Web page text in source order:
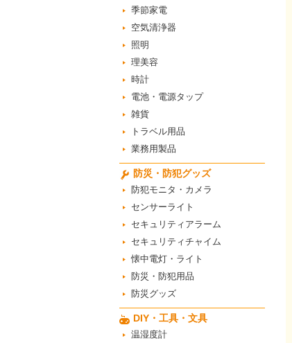
季節家電
空気清浄器
照明
理美容
時計
電池・電源タップ
雑貨
トラベル用品
業務用製品
防災・防犯グッズ
防犯モニタ・カメラ
センサーライト
セキュリティアラーム
セキュリティチャイム
懐中電灯・ライト
防災・防犯用品
防災グッズ
DIY・工具・文具
温湿度計